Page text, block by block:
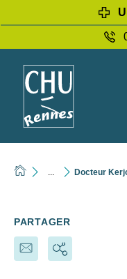
Docteur
PARTAGER